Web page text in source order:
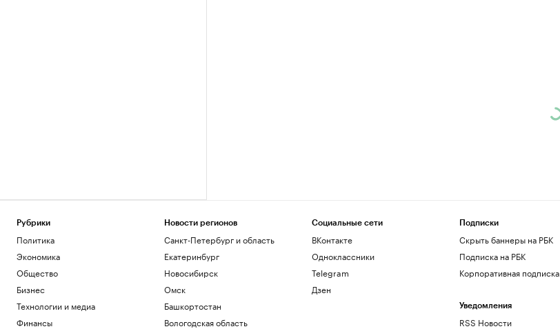
Рубрики
Политика
Экономика
Общество
Бизнес
Технологии и медиа
Финансы
Новости регионов
Санкт-Петербург и область
Екатеринбург
Новосибирск
Омск
Башкортостан
Вологодская область
Социальные сети
ВКонтакте
Одноклассники
Telegram
Дзен
Подписки
Скрыть баннеры на РБК
Подписка на РБК
Корпоративная подписка
Уведомления
RSS Новости